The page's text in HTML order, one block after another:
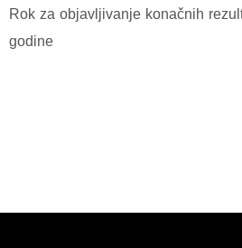
Rok za objavljivanje konačnih
godine